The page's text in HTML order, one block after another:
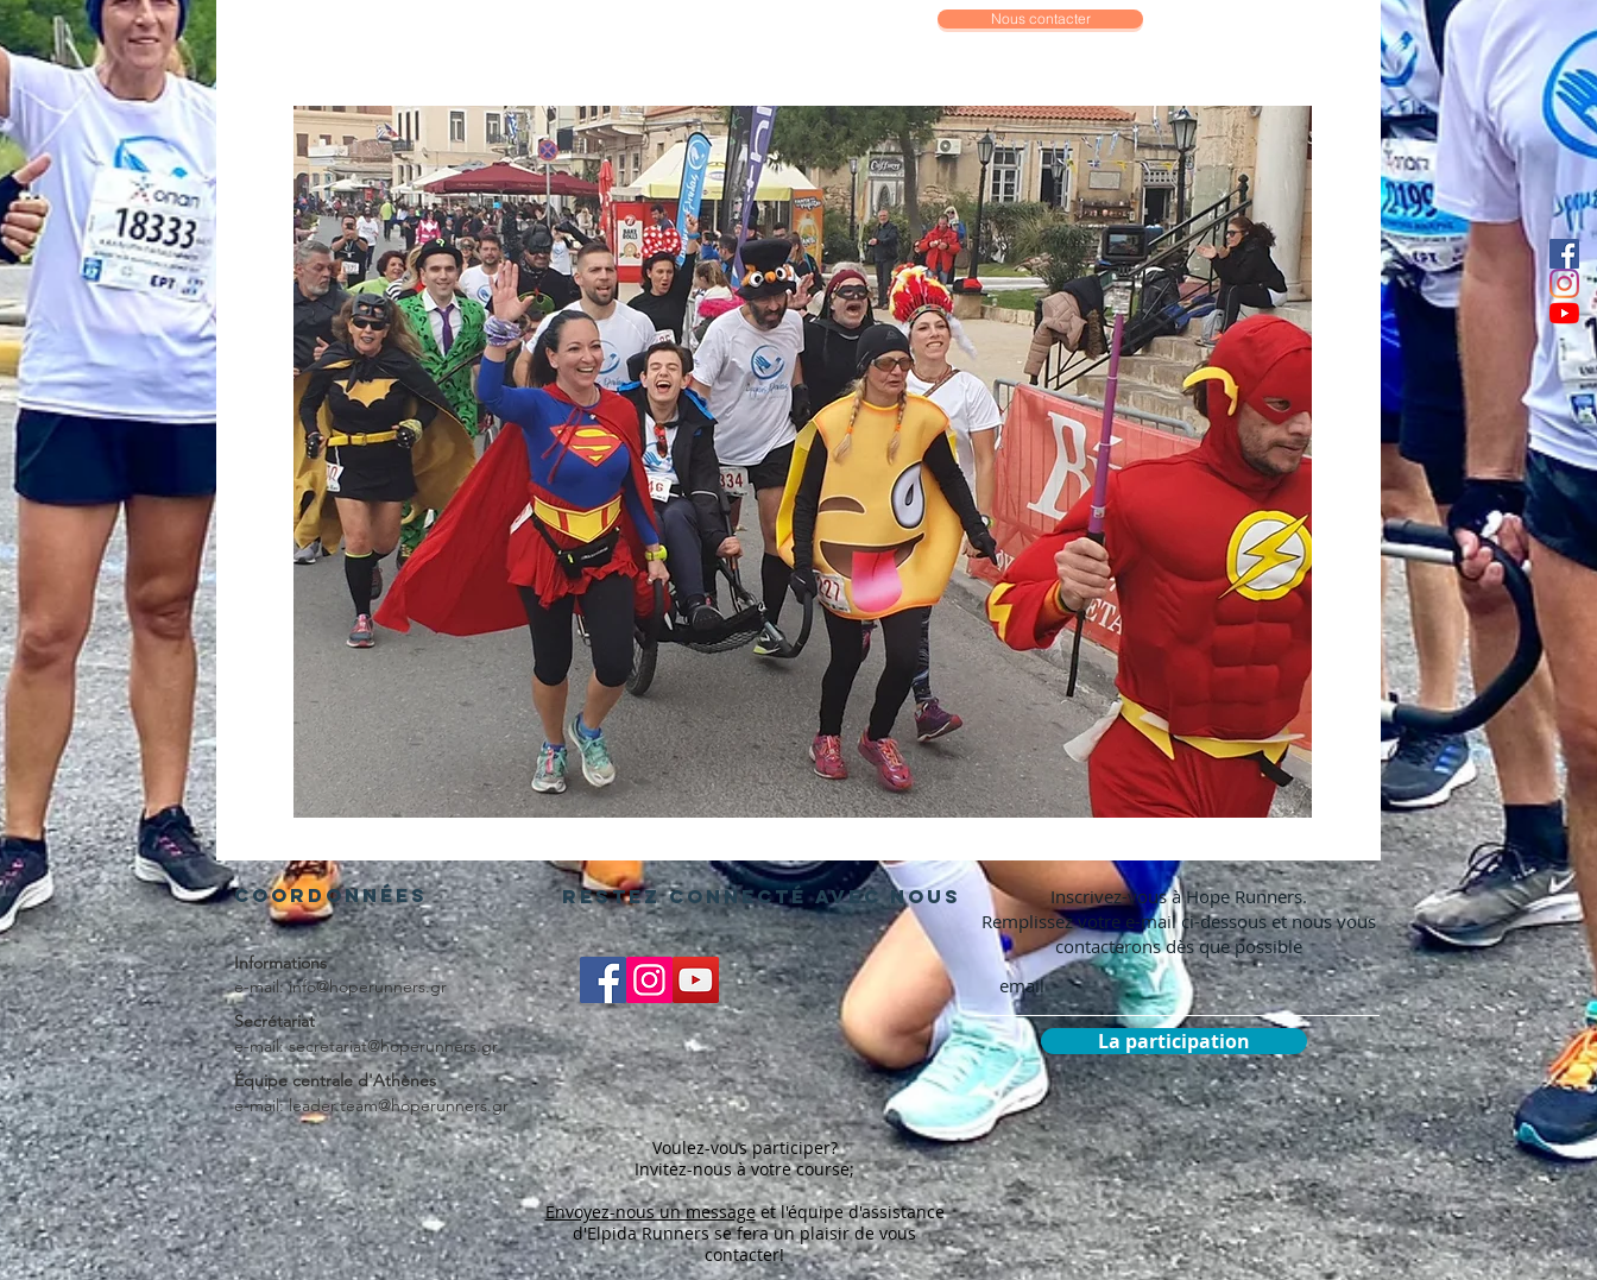
Nous contacter
Coordonnées
Informations
e-mail:info@hoperunners.gr
Secrétariat
e-mail:secretariat@hoperunners.gr
Équipe centrale d'Athènes
e-mail:leader.team@hoperunners.gr
Restez connecté avec nous
Inscrivez-vous à Hope Runners.
Remplissez votre e-mail ci-dessous et nous vous
contacterons dès que possible
La participation
Voulez-vous participer?
Invitez-nous à votre course;
Envoyez-nous un messageet l'équipe d'assistance
d'Elpida Runners se fera un plaisir de vous
contacter!